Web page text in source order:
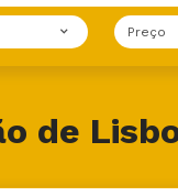
Preço
de